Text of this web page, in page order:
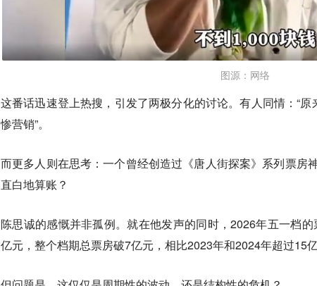
图源：网络
这番话迅速登上热搜，引发了两极分化的讨论。有人同情：“原
惨营销”。
而更多人则在思考：一个曾经创造过《唐人街探案》系列票房
直白地算账？
陈思诚的感慨并非孤例。就在他发声的同时，2026年五一档
亿元，整个档期总票房破7亿元，相比2023年和2024年超过15